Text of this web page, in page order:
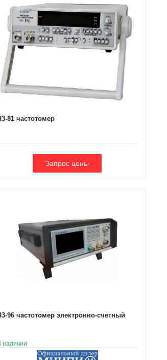
81 частотомер
96 частотомер электронно-счетный
наличии